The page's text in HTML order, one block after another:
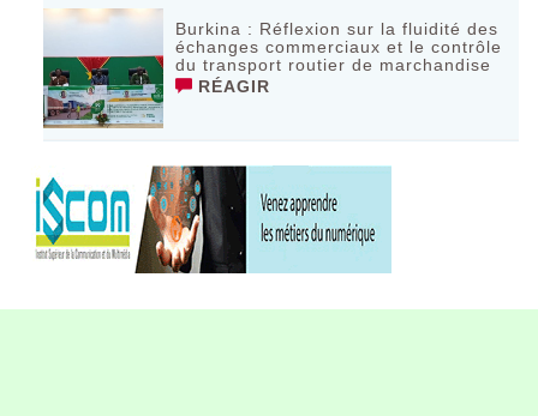
Burkina : Réflexion sur la fluidité des
échanges commerciaux et le contrôle
du transport routier de marchandise
RÉAGIR